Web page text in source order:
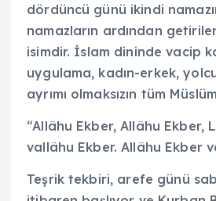
dördüncü günü ikindi
namazların ardından
isimdir. İslam dininde vacip
uygulama, kadın-erkek,
ayrımı olmaksızın tüm
“Allâhu Ekber, Allâhu Ekber,
vallâhu Ekber. Allâhu Ekber
Teşrik tekbiri, arefe günü